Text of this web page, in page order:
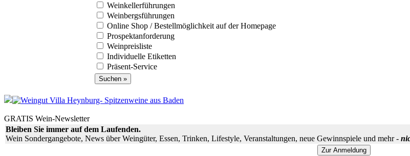
Weinkellerführungen
Weinbergsführungen
Online Shop / Bestellmöglichkeit auf der Homepage
Prospektanforderung
Weinpreisliste
Individuelle Etiketten
Präsent-Service
GRATIS Wein-Newsletter
Bleiben Sie immer auf dem Laufenden.
Wein Sondergangebote, News über Weingüter, Essen, Trinken, Lifestyle, Veranstaltungen, neue Gewinnspiele und mehr -